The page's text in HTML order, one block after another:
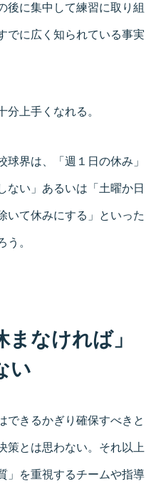
後に集中して練習に取り組
でに広く知られている事実
分上手くなれる。
球界は、「週１日の休み」
ない」あるいは「土曜か日
いて休みにする」といった
う。
まなければ」
い
できるかぎり確保すべきと
策とは思わない。それ以上
」を重視するチームや指導